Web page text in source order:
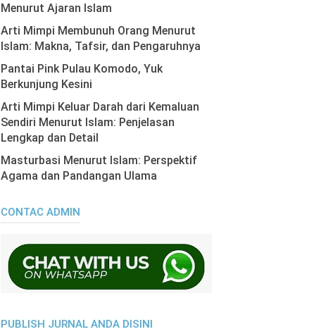
Menurut Ajaran Islam
Arti Mimpi Membunuh Orang Menurut
Islam: Makna, Tafsir, dan Pengaruhnya
Pantai Pink Pulau Komodo, Yuk
Berkunjung Kesini
Arti Mimpi Keluar Darah dari Kemaluan
Sendiri Menurut Islam: Penjelasan
Lengkap dan Detail
Masturbasi Menurut Islam: Perspektif
Agama dan Pandangan Ulama
CONTAC ADMIN
PUBLISH JURNAL ANDA DISINI